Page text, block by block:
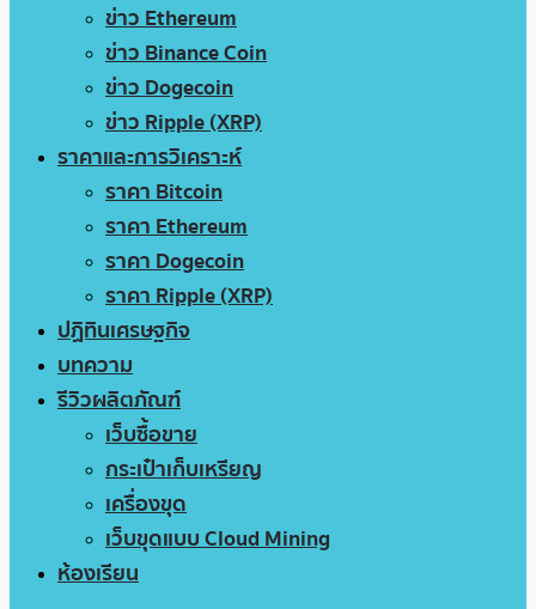
ข่าว Ethereum
ข่าว Binance Coin
ข่าว Dogecoin
ข่าว Ripple (XRP)
ราคาและการวิเคราะห์
ราคา Bitcoin
ราคา Ethereum
ราคา Dogecoin
ราคา Ripple (XRP)
ปฏิทินเศรษฐกิจ
บทความ
รีวิวผลิตภัณฑ์
เว็บซื้อขาย
กระเป๋าเก็บเหรียญ
เครื่องขุด
เว็บขุดแบบ Cloud Mining
ห้องเรียน